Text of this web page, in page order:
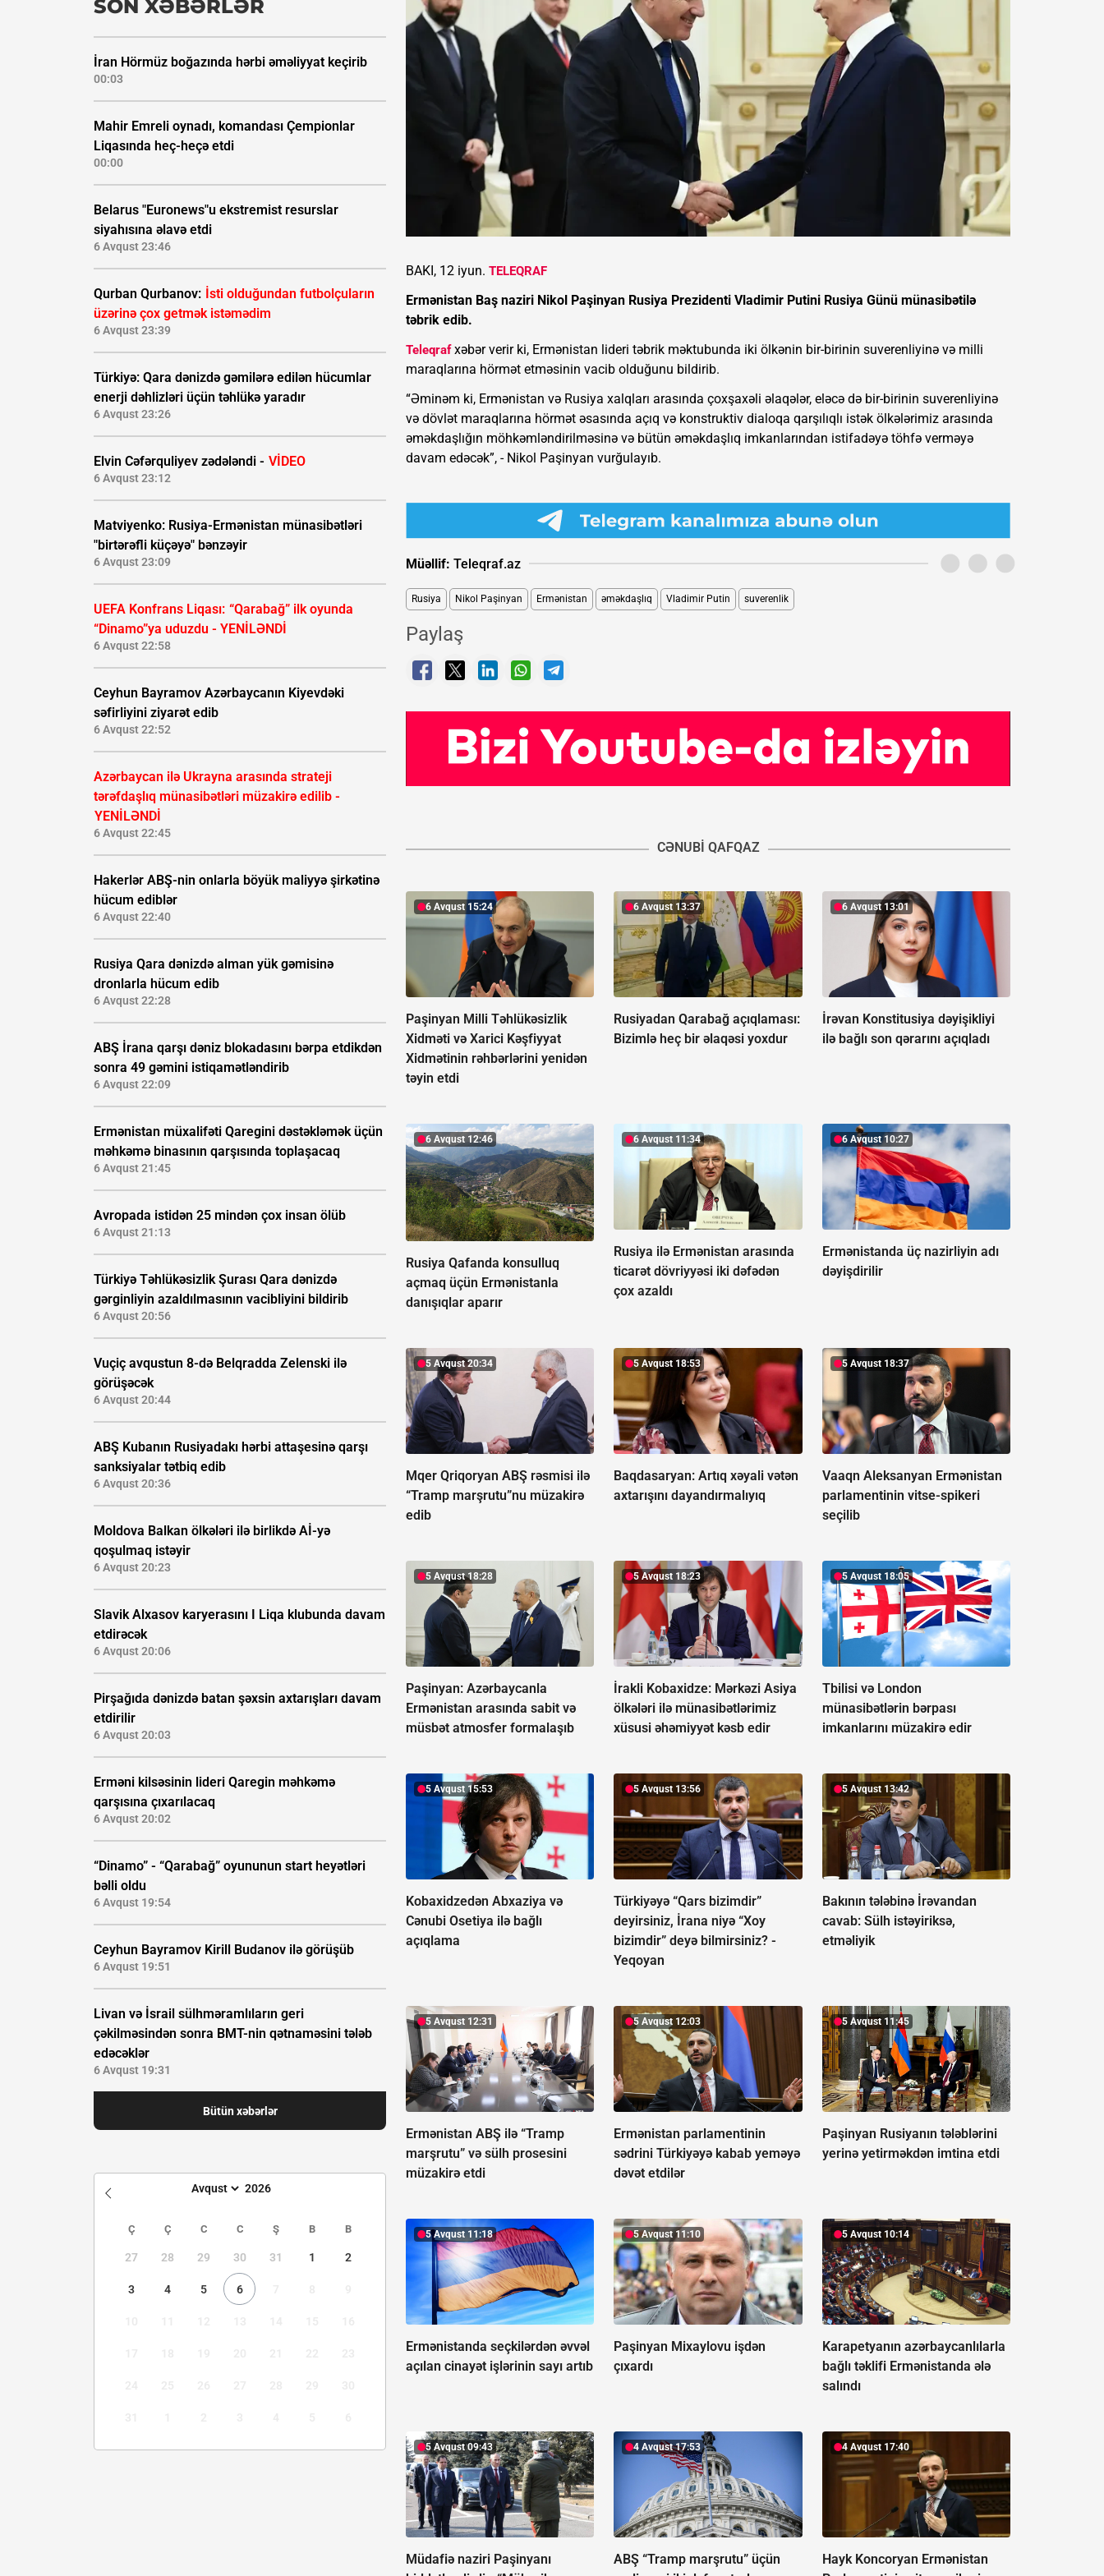
SON XƏBƏRLƏR
İran Hörmüz boğazında hərbi əməliyyat keçirib
00:03
Mahir Emreli oynadı, komandası Çempionlar
Liqasında heç-heçə etdi
00:00
Belarus "Euronews"u ekstremist resurslar
siyahısına əlavə etdi
6 Avqust 23:46
Qurban Qurbanov: İsti olduğundan futbolçuların
üzərinə çox getmək istəmədim
6 Avqust 23:39
Türkiyə: Qara dənizdə gəmilərə edilən hücumlar
enerji dəhlizləri üçün təhlükə yaradır
6 Avqust 23:26
Elvin Cəfərquliyev zədələndi - VİDEO
6 Avqust 23:12
Matviyenko: Rusiya-Ermənistan münasibətləri
"birtərəfli küçəyə" bənzəyir
6 Avqust 23:09
UEFA Konfrans Liqası: “Qarabağ” ilk oyunda
“Dinamo”ya uduzdu - YENİLƏNDİ
6 Avqust 22:58
Ceyhun Bayramov Azərbaycanın Kiyevdəki
səfirliyini ziyarət edib
6 Avqust 22:52
Azərbaycan ilə Ukrayna arasında strateji
tərəfdaşlıq münasibətləri müzakirə edilib -
YENİLƏNDİ
6 Avqust 22:45
Hakerlər ABŞ-nin onlarla böyük maliyyə şirkətinə
hücum ediblər
6 Avqust 22:40
Rusiya Qara dənizdə alman yük gəmisinə
dronlarla hücum edib
6 Avqust 22:28
ABŞ İrana qarşı dəniz blokadasını bərpa etdikdən
sonra 49 gəmini istiqamətləndirib
6 Avqust 22:09
Ermənistan müxalifəti Qaregini dəstəkləmək üçün
məhkəmə binasının qarşısında toplaşacaq
6 Avqust 21:45
Avropada istidən 25 mindən çox insan ölüb
6 Avqust 21:13
Türkiyə Təhlükəsizlik Şurası Qara dənizdə
gərginliyin azaldılmasının vacibliyini bildirib
6 Avqust 20:56
Vuçiç avqustun 8-də Belqradda Zelenski ilə
görüşəcək
6 Avqust 20:44
ABŞ Kubanın Rusiyadakı hərbi attaşesinə qarşı
sanksiyalar tətbiq edib
6 Avqust 20:36
Moldova Balkan ölkələri ilə birlikdə Aİ-yə
qoşulmaq istəyir
6 Avqust 20:23
Slavik Alxasov karyerasını I Liqa klubunda davam
etdirəcək
6 Avqust 20:06
Pirşağıda dənizdə batan şəxsin axtarışları davam
etdirilir
6 Avqust 20:03
Erməni kilsəsinin lideri Qaregin məhkəmə
qarşısına çıxarılacaq
6 Avqust 20:02
“Dinamo” - “Qarabağ” oyununun start heyətləri
bəlli oldu
6 Avqust 19:54
Ceyhun Bayramov Kirill Budanov ilə görüşüb
6 Avqust 19:51
Livan və İsrail sülhməramlıların geri
çəkilməsindən sonra BMT-nin qətnaməsini tələb
edəcəklər
6 Avqust 19:31
Bütün xəbərlər
Ç Ç C C Ş B B
27 28 29 30 31 1 2
3 4 5 6
BAKI, 12 iyun. TELEQRAF
Ermənistan Baş naziri Nikol Paşinyan Rusiya Prezidenti Vladimir Putini Rusiya Günü münasibətilə
təbrik edib.
Teleqrafxəbər verir ki, Ermənistan lideri təbrik məktubunda iki ölkənin bir-birinin suverenliyinə və milli
maraqlarına hörmət etməsinin vacib olduğunu bildirib.
“Əminəm ki, Ermənistan və Rusiya xalqları arasında çoxşaxəli əlaqələr, eləcə də bir-birinin suverenliyinə
və dövlət maraqlarına hörmət əsasında açıq və konstruktiv dialoqa qarşılıqlı istək ölkələrimiz arasında
əməkdaşlığın möhkəmləndirilməsinə və bütün əməkdaşlıq imkanlarından istifadəyə töhfə verməyə
davam edəcək”, - Nikol Paşinyan vurğulayıb.
Müəllif: Teleqraf.az
Rusiya Nikol Paşinyan Ermənistan əməkdaşlıq Vladimir Putin suverenlik
Paylaş
CƏNUBI QAFQAZ
6 Avqust 15:24
Paşinyan Milli Təhlükəsizlik
Xidməti və Xarici Kəşfiyyat
Xidmətinin rəhbərlərini yenidən
təyin etdi
6 Avqust 13:37
Rusiyadan Qarabağ açıqlaması:
Bizimlə heç bir əlaqəsi yoxdur
6 Avqust 13:01
İrəvan Konstitusiya dəyişikliyi
ilə bağlı son qərarını açıqladı
6 Avqust 12:46
Rusiya Qafanda konsulluq
açmaq üçün Ermənistanla
danışıqlar aparır
6 Avqust 11:34
Rusiya ilə Ermənistan arasında
ticarət dövriyyəsi iki dəfədən
çox azaldı
6 Avqust 10:27
Ermənistanda üç nazirliyin adı
dəyişdirilir
5 Avqust 20:34
Mqer Qriqoryan ABŞ rəsmisi ilə
“Tramp marşrutu”nu müzakirə
edib
5 Avqust 18:53
Baqdasaryan:Artıq xəyali vətən
axtarışını dayandırmalıyıq
5 Avqust 18:37
Vaaqn Aleksanyan Ermənistan
parlamentinin vitse-spikeri
seçilib
5 Avqust 18:28
Paşinyan: Azərbaycanla
Ermənistan arasında sabit və
müsbət atmosfer formalaşıb
5 Avqust 18:23
İrakli Kobaxidze: Mərkəzi Asiya
ölkələri ilə münasibətlərimiz
xüsusi əhəmiyyət kəsb edir
5 Avqust 18:05
Tbilisi və London
münasibətlərin bərpası
imkanlarını müzakirə edir
5 Avqust 15:53
Kobaxidzedən Abxaziya və
Cənubi Osetiya ilə bağlı
açıqlama
5 Avqust 13:56
Türkiyəyə “Qars bizimdir”
deyirsiniz, İrana niyə “Xoy
bizimdir” deyə bilmirsiniz? -
Yeqoyan
5 Avqust 13:42
Bakının tələbinə İrəvandan
cavab: Sülh istəyiriksə,
etməliyik
5 Avqust 12:31
Ermənistan ABŞ ilə “Tramp
marşrutu” və sülh prosesini
müzakirə etdi
5 Avqust 12:03
Ermənistan parlamentinin
sədrini Türkiyəyə kabab yeməyə
dəvət etdilər
5 Avqust 11:45
Paşinyan Rusiyanın tələblərini
yerinə yetirməkdən imtina etdi
5 Avqust 11:18
Ermənistanda seçkilərdən əvvəl
açılan cinayət işlərinin sayı artıb
5 Avqust 11:10
Paşinyan Mixaylovu işdən
çıxardı
5 Avqust 10:14
Karapetyanın azərbaycanlılarla
bağlı təklifi Ermənistanda ələ
salındı
5 Avqust 09:43
Müdafiə naziri Paşinyanı
4 Avqust 17:53
ABŞ “Tramp marşrutu” üçün
4 Avqust 17:40
Hayk Koncoryan Ermənistan